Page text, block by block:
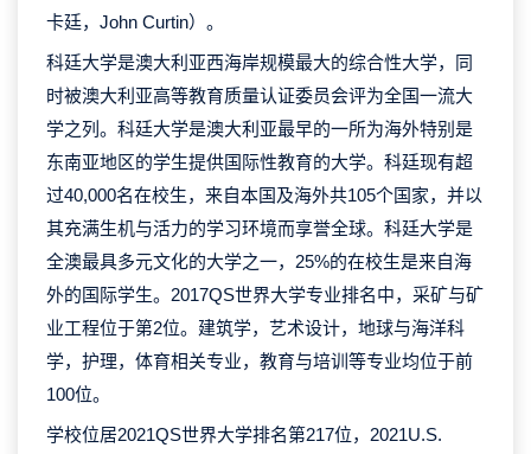
卡廷，John Curtin）。
科廷大学是澳大利亚西海岸规模最大的综合性大学，同
时被澳大利亚高等教育质量认证委员会评为全国一流大
学之列。科廷大学是澳大利亚最早的一所为海外特别是
东南亚地区的学生提供国际性教育的大学。科廷现有超
过40,000名在校生，来自本国及海外共105个国家，并以
其充满生机与活力的学习环境而享誉全球。科廷大学是
全澳最具多元文化的大学之一，25%的在校生是来自海
外的国际学生。2017QS世界大学专业排名中，采矿与矿
业工程位于第2位。建筑学，艺术设计，地球与海洋科
学，护理，体育相关专业，教育与培训等专业均位于前
100位。
学校位居2021QS世界大学排名第217位，2021U.S.